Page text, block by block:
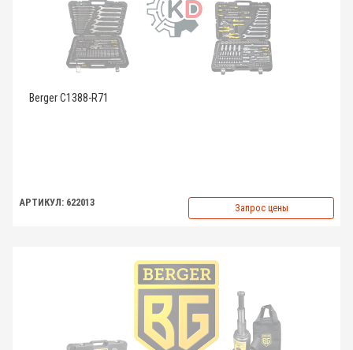
Berger C1388-R71
АРТИКУЛ: 622013 Запрос цены